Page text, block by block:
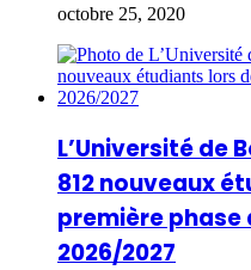
octobre 25, 2020
L’Université de
812 nouveaux
première
2026/2027